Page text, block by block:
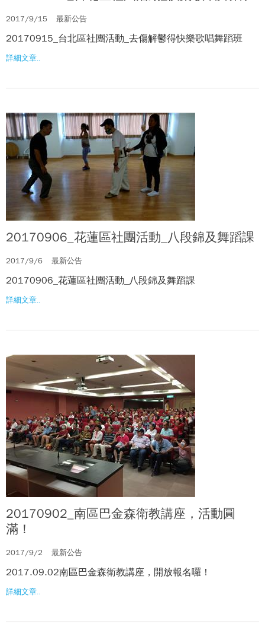
2017/9/15 最新公告
20170915_台北區社團活動_去傷解鬱得快樂歌唱舞蹈班
詳細文章..
20170906_花蓮區社團活動_八段錦及舞蹈課
2017/9/6 最新公告
20170906_花蓮區社團活動_八段錦及舞蹈課
詳細文章..
20170902_南區巴金森衛教講座，活動圓
滿！
2017/9/2 最新公告
2017.09.02南區巴金森衛教講座，開放報名囉！
詳細文章..